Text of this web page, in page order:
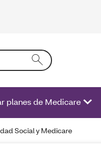
el campo activará una
planes de Medicare
Social y Medicare